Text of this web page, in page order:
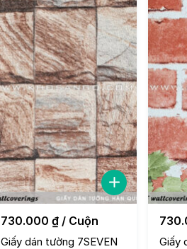
730.000 ₫ / Cuộn
Giấy dán tường 7SEVEN
Giấy